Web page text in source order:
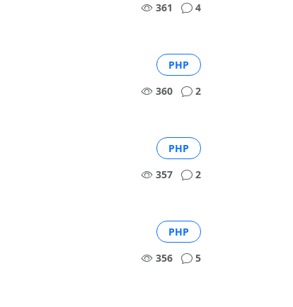
361
4
PHP
360
2
PHP
357
2
PHP
356
5